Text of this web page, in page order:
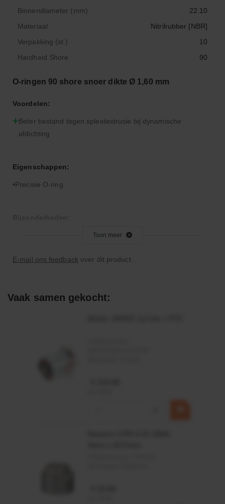
Binnendiameter (mm)
22.10
Materiaal
Nitrilrubber [NBR]
Verpakking (st.)
10
Hardheid Shore
90
O-ringen 90 shore snoer dikte Ø 1,60 mm
Voordelen:
Beter bestand tegen spleetextrusie bij dynamische
afdichting
Eigenschappen:
Precisie O-ring
Hardere rubbercompound dan 70° Shore A
Afdichtingen voor synthetische- en natuurlijke oliën
Toon meer
E-mail ons feedback over dit product.
Vaak samen gekocht: